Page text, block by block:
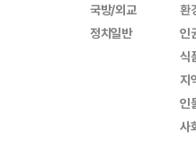
국방/외교
정치일반
환
인
식
지
인
사